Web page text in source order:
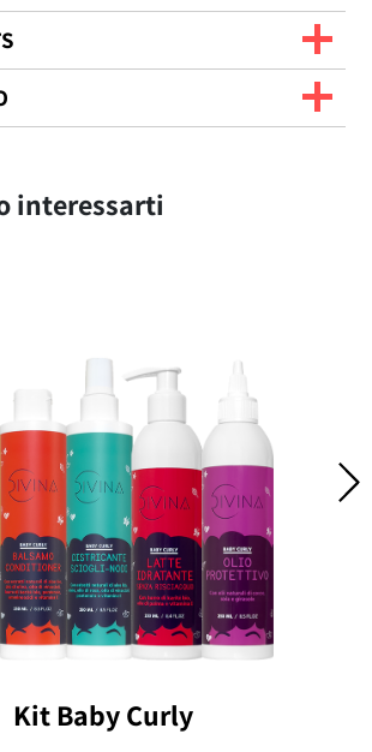
interessarti
Kit Baby Curly